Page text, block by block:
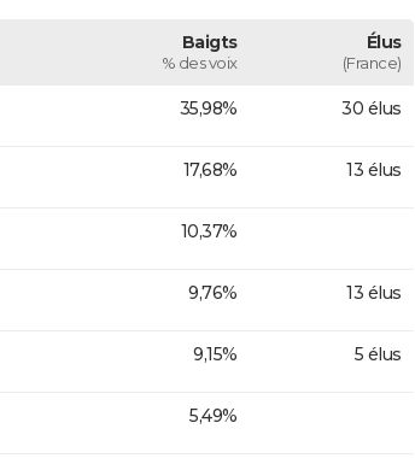
Baigts
% des voix
Élus
(France)
35,98% 30 élus
17,68% 13 élus
10,37%
9,76% 13 élus
9,15% 5 élus
5,49%